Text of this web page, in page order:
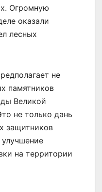
Огромную
оказали
лесных
не
памятников
Великой
не только дань
защитников
на территории